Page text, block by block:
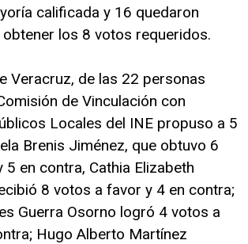
calificada y 16 quedaron
los 8 votos requeridos.
Veracruz, de las 22 personas
de Vinculación con
Locales del INE propuso a 5
Brenis Jiménez, que obtuvo 6
en contra, Cathia Elizabeth
8 votos a favor y 4 en contra;
Guerra Osorno logró 4 votos a
Hugo Alberto Martínez